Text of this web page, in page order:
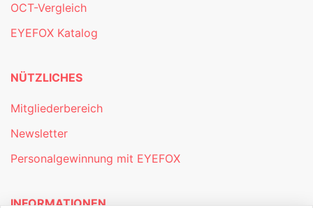
OCT-Vergleich
EYEFOX Katalog
NÜTZLICHES
Mitgliederbereich
Newsletter
Personalgewinnung mit EYEFOX
INFORMATIONEN